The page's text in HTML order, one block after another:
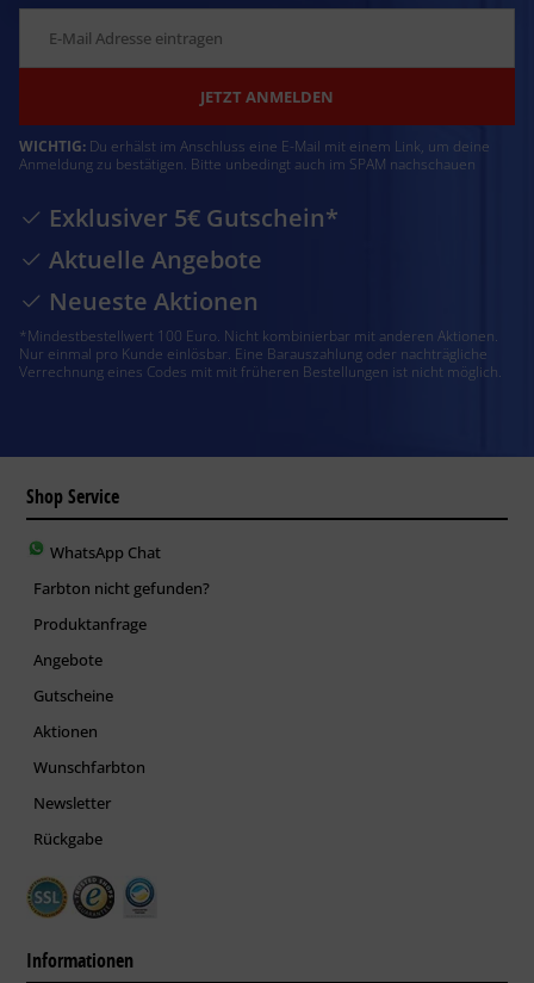
JETZT ANMELDEN
WICHTIG: Du erhälst im Anschluss eine E-Mail mit einem Link, um deine
Anmeldung zu bestätigen. Bitte unbedingt auch im SPAM nachschauen
Exklusiver 5€ Gutschein*
Aktuelle Angebote
Neueste Aktionen
*Mindestbestellwert 100 Euro. Nicht kombinierbar mit anderen Aktionen.
Nur einmal pro Kunde einlösbar. Eine Barauszahlung oder nachträgliche
Verrechnung eines Codes mit mit früheren Bestellungen ist nicht möglich.
Shop Service
WhatsApp Chat
Farbton nicht gefunden?
Produktanfrage
Angebote
Gutscheine
Aktionen
Wunschfarbton
Newsletter
Rückgabe
Informationen